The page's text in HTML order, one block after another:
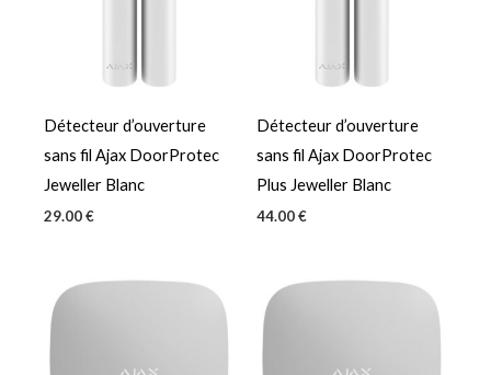
Détecteur d’ouverture
sans fil Ajax DoorProtec
Jeweller Blanc
29.00€
Détecteur d’ouverture
sans fil Ajax DoorProtec
Plus Jeweller Blanc
44.00€